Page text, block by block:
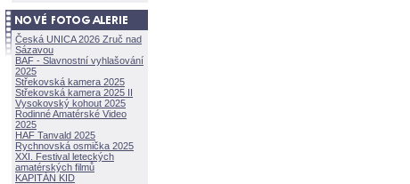
Česká UNICA 2026 Zruč nad
Sázavou
BAF - Slavnostní vyhlašování
2025
Střekovská kamera 2025
Střekovská kamera 2025 II
Vysokovský kohout 2025
Rodinné Amatérské Video
2025
HAF Tanvald 2025
Rychnovská osmička 2025
XXI. Festival leteckých
amatérských filmů
KAPITÁN KID